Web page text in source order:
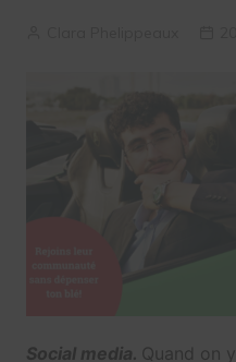
Social media. Quand on